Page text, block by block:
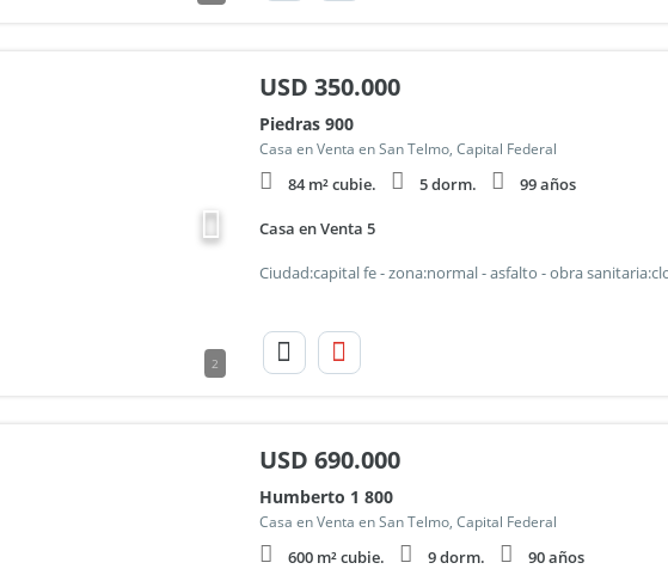
2
USD 350.000
Piedras 900
Casa en Venta en San Telmo, Capital Federal
84 m² cubie. 5 dorm. 99 años
Casa en Venta 5
USD 690.000
Humberto 1 800
Casa en Venta en San Telmo, Capital Federal
600 m² cubie. 9 dorm. 90 años